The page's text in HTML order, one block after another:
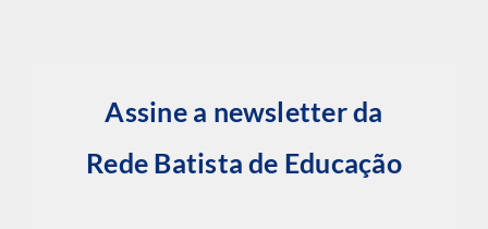
Assine a newsletter da
Rede Batista de Educação